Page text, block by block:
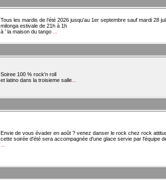
Tous les mardis de l’été 2026 jusqu'au 1er septembre sauf mardi 28
milonga estivale de 21h à 1h
à ' la maison du tango
Soiree 100 % rock'n roll
et latino dans la troisieme salle
Envie de vous évader en août ? venez danser le rock chez rock
cette soirée d'été sera accompagnée d'une glace servie par l'équipe